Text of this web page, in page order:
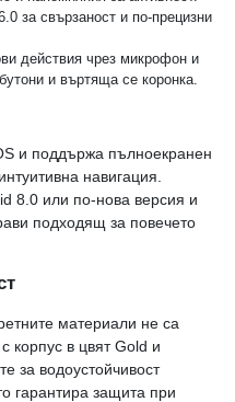
за свързаност и по-прецизни
действия чрез микрофон и
и въртяща се коронка.
и поддържа пълноекранен
навигация.
8.0 или по-нова версия и
подходящ за повечето
материали не са
корпус в цвят Gold и
за водоустойчивост
гарантира защита при